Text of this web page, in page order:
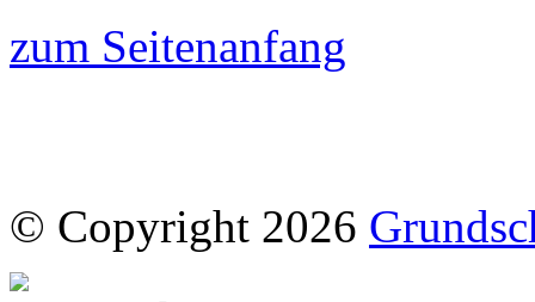
zum Seitenanfang
© Copyright 2026